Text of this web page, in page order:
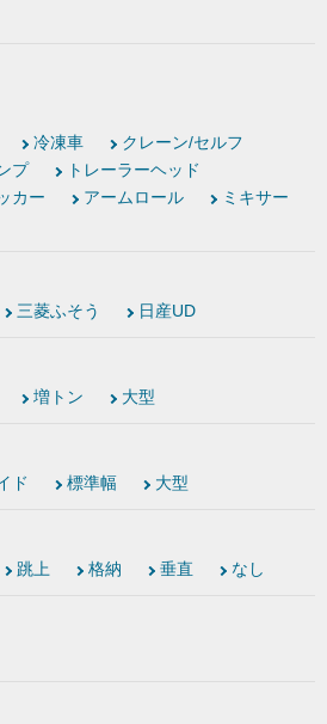
冷凍車
クレーン/セルフ
プ
トレーラーヘッド
カー アームロール
ミキサー
三菱ふそう 日産UD
増トン 大型
ド 標準幅 大型
跳上 格納 垂直 なし